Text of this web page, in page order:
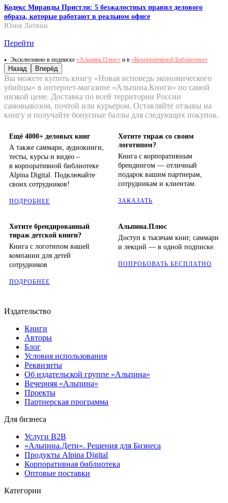
Кодекс Миранды Пристли: 5 безжалостных правил делового
образа, которые работают в реальном офисе
Юлия Литвин
Перейти
Эксклюзивно в подписке «Альпина.Плюс» и в «Корпоративной Библиотеке»
Назад Вперёд
Вы можете купить книгу «Новая исповедь экономического
убийцы» в интернет-магазине «Альпина.Книги» по самой
низкой цене. Доставка по всей территории России
самовывозом, почтой или курьером. Оставляйте отзывы на
книгу и получайте бонусные баллы для следующих покупок.
Ещё 4000+ деловых книг
А также саммари, аудиокниги,
тесты, курсы и видео –
в корпоративной библиотеке
Alpina Digital. Подключайте
своих сотрудников!
ПОДРОБНЕЕ
Хотите тираж со своим
логотипом?
Книга с корпоративным
брендингом — отличный
подарок вашим партнерам,
сотрудникам и клиентам.
ЗАКАЗАТЬ
Хотите брендированный
тираж детской книги?
Книга с логотипом вашей
компании для детей
сотрудников
ПОДРОБНЕЕ
Альпина.Плюс
Доступ к тысячам книг, саммари
и лекций — в одной подписке.
ПОПРОБОВАТЬ БЕСПЛАТНО
Издательство
Книги
Авторы
Блог
Условия использования
Реквизиты
Об издательской группе «Альпина»
Вечерняя «Альпина»
Проекты
Партнерская программа
Для бизнеса
Услуги B2B
«Альпина.Дети». Решения для Бизнеса
Продукты Alpina Digital
Корпоративная библиотека
Оптовые поставки
Категории